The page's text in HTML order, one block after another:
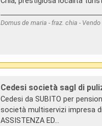
Domus de maria - fraz. chia - Vendo
Cedesi società sagl di
Cedesi da SUBITO per
società multiservizi impresa
ASSISTENZA ED...